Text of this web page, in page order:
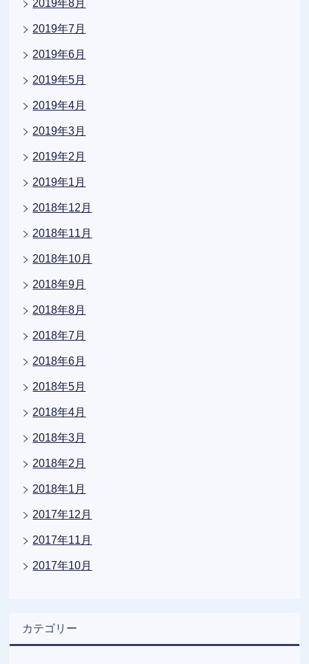
2019年8月
2019年7月
2019年6月
2019年5月
2019年4月
2019年3月
2019年2月
2019年1月
2018年12月
2018年11月
2018年10月
2018年9月
2018年8月
2018年7月
2018年6月
2018年5月
2018年4月
2018年3月
2018年2月
2018年1月
2017年12月
2017年11月
2017年10月
カテゴリー